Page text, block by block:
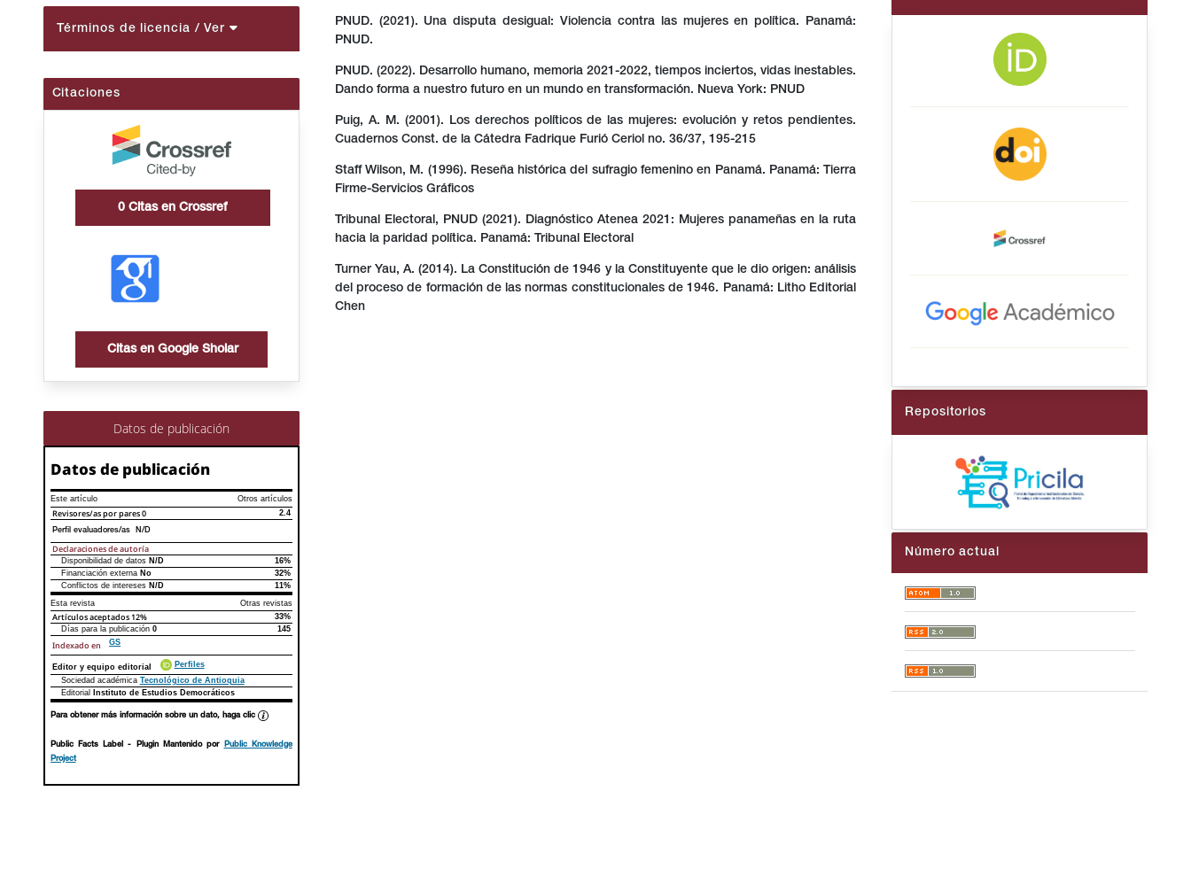
Términos de licencia / Ver
Citaciones
0 Citas en Crossref
Citas en Google Sholar
Datos de publicación
Datos de publicación
Este artículo Otros artículos
Revisores/as por pares0 2.4
Perfil evaluadores/as N/D
Declaraciones de autoría
Declaraciones de autoríaEste artículo
Disponibilidad de datos N/D
16%
Financiación externa No
32%
Conflictos de intereses N/D
11%
Esta revista
Otras revistas
Artículos aceptados 12%
33%
Días para la publicación 0 145
Indexado en GS
Editor y equipo editorial
Perfiles
Sociedad académica Tecnológico de Antioquia
Editorial
Instituto de Estudios Democráticos
Para obtener más información sobre un dato, haga clic
Public Facts Label - Plugin Mantenido por
Public Knowledge
Project
PNUD. (2021). Una disputa desigual: Violencia contra las mujeres en política. Panamá:
PNUD.
PNUD. (2022). Desarrollo humano, memoria 2021-2022, tiempos inciertos, vidas inestables.
Dando forma a nuestro futuro en un mundo en transformación. Nueva York: PNUD
Puig, A. M. (2001). Los derechos políticos de las mujeres: evolución y retos pendientes.
Cuadernos Const. de la Cátedra Fadrique Furió Ceriol no. 36/37, 195-215
Staff Wilson, M. (1996). Reseña histórica del sufragio femenino en Panamá. Panamá: Tierra
Firme-Servicios Gráficos
Tribunal Electoral, PNUD (2021). Diagnóstico Atenea 2021: Mujeres panameñas en la ruta
hacia la paridad política. Panamá: Tribunal Electoral
Turner Yau, A. (2014). La Constitución de 1946 y la Constituyente que le dio origen: análisis
del proceso de formación de las normas constitucionales de 1946. Panamá: Litho Editorial
Chen
Repositorios
Número actual